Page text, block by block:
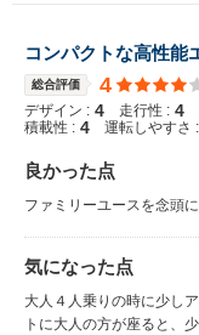
コンパクトな高性能
総合評価 4
デザイン : 4 走行性 : 4
積載性 : 4 運転しやすさ :
良かった点
ファミリーユースを念頭
気になった点
大人４人乗りの時に少し
トに大人の方が座ると、